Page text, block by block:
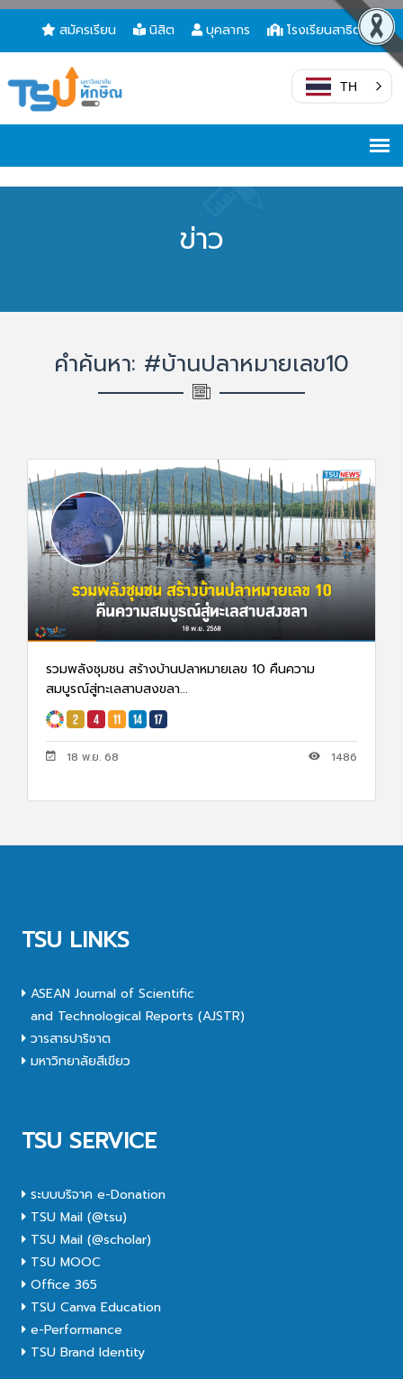
สมัครเรียน นิสิต บุคลากร โรงเรียนสาธิต
TH
ข่าว
คำค้นหา: #บ้านปลาหมายเลข10
รวมพลังชุมชน สร้างบ้านปลาหมายเลข 10 คืนความ
สมบูรณ์สู่ทะเลสาบสงขลา...
18 พ.ย. 68 1486
TSU LINKS
ASEAN Journal of Scientific
and Technological Reports (AJSTR)
วารสารปาริชาต
มหาวิทยาลัยสีเขียว
TSU SERVICE
ระบบบริจาค e-Donation
TSU Mail (@tsu)
TSU Mail (@scholar)
TSU MOOC
Office 365
TSU Canva Education
e-Performance
TSU Brand Identity